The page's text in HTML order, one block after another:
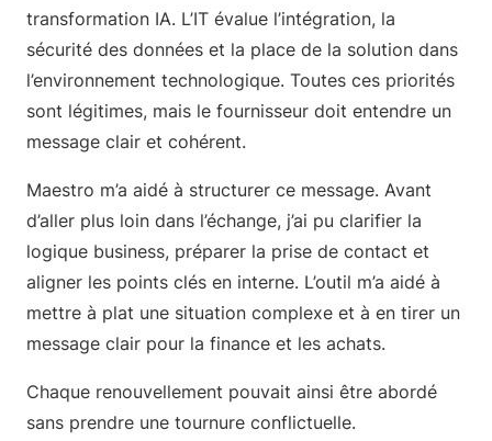
transformation IA. L’IT évalue l’intégration, la
sécurité des données et la place de la solution dans
l’environnement technologique. Toutes ces priorités
sont légitimes, mais le fournisseur doit entendre un
message clair et cohérent.
Maestro m’a aidé à structurer ce message. Avant
d’aller plus loin dans l’échange, j’ai pu clarifier la
logique business, préparer la prise de contact et
aligner les points clés en interne. L’outil m’a aidé à
mettre à plat une situation complexe et à en tirer un
message clair pour la finance et les achats.
Chaque renouvellement pouvait ainsi être abordé
sans prendre une tournure conflictuelle.